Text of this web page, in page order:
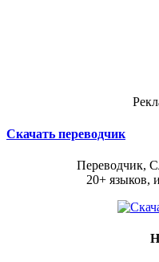
Скачать переводчик
Переводчик,
20+ языков,